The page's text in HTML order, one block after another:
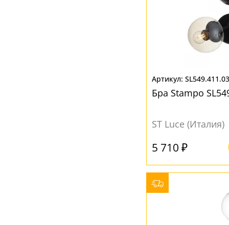
SL549.411.03
Бра Stampo
ST Luce (Италия)
5 710 ₽